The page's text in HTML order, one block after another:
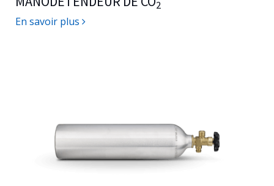
2
En savoir plus